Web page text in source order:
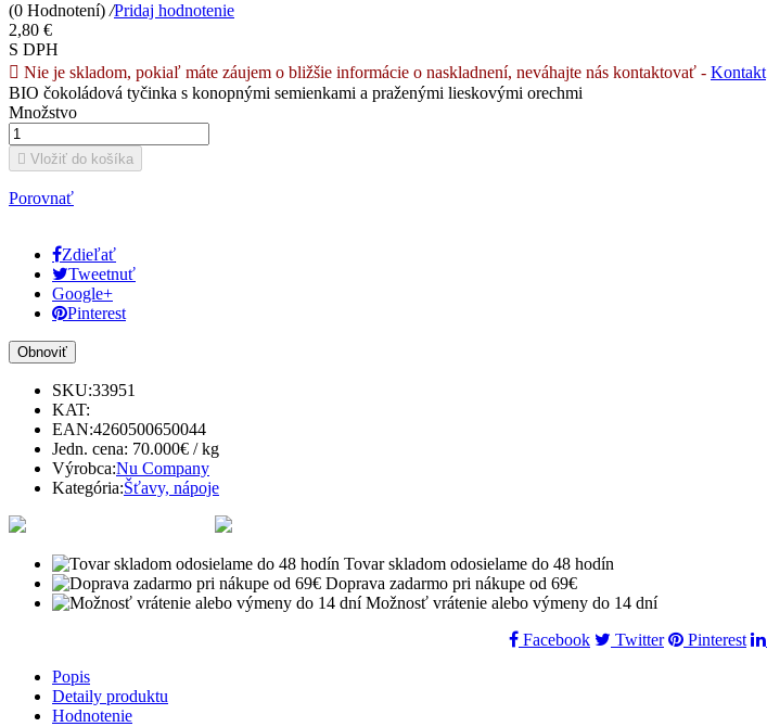
(0 Hodnotení) /Pridaj hodnotenie
2,80 €
S DPH
 Nie je skladom, pokiaľ máte záujem o bližšie informácie o naskladnení, neváhajte nás kontaktovať - Kontakt
BIO čokoládová tyčinka s konopnými semienkami a praženými lieskovými orechmi
Množstvo
 Vložiť do košíka
Porovnať
Zdieľať
Tweetnuť
Google+
Pinterest
SKU:33951
KAT:
EAN:4260500650044
Jedn. cena: 70.000€ / kg
Výrobca:Nu Company
Kategória:Šťavy, nápoje
Tovar skladom odosielame do 48 hodín
Doprava zadarmo pri nákupe od 69€
Možnosť vrátenie alebo výmeny do 14 dní
Facebook
Twitter Pinterest
Popis
Detaily produktu
Hodnotenie